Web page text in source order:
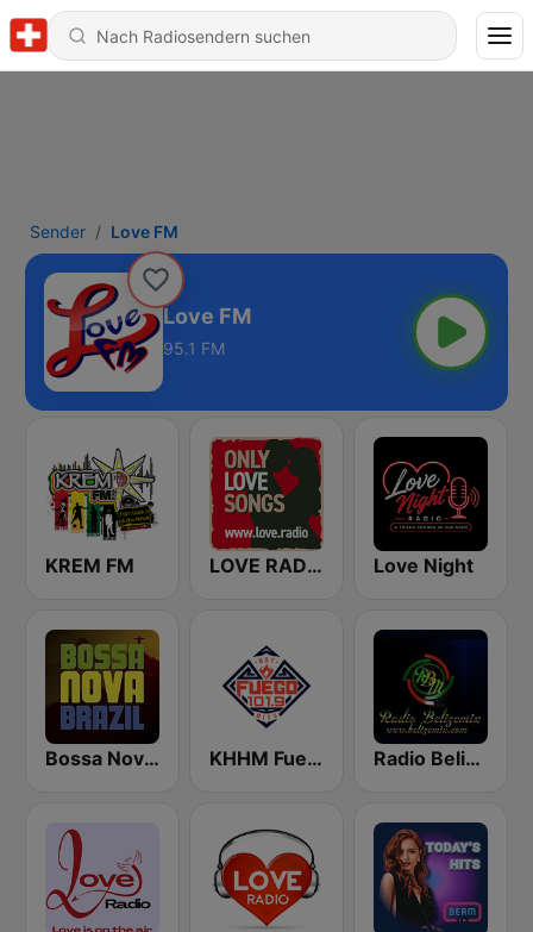
Sender Love FM
Love FM
95.1 FM
KREM FM LOVE RADIO www.LOVE.radio Love Night
Bossa Nova Brazil KHHM Fuego 101.9 Radio Belizemix